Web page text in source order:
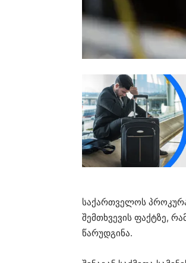
საქართველოს
შემთხვევის ფაქტზე,
წარუდგინა.